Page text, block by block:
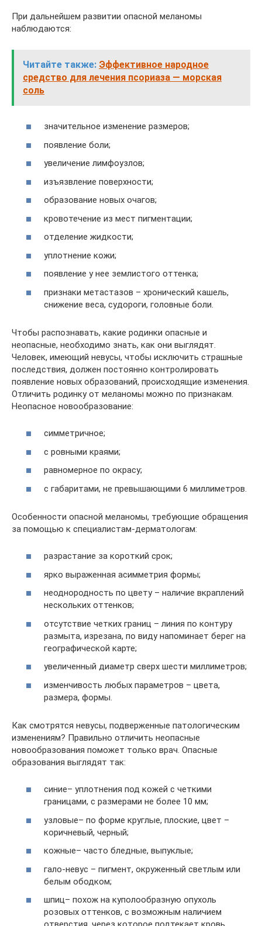
При дальнейшем развитии опасной меланомы
наблюдаются:
Читайте также: Эффективное народное
средство для лечения псориаза — морская
соль
значительное изменение размеров;
появление боли;
увеличение лимфоузлов;
изъязвление поверхности;
образование новых очагов;
кровотечение из мест пигментации;
отделение жидкости;
уплотнение кожи;
появление у нее землистого оттенка;
признаки метастазов – хронический кашель,
снижение веса, судороги, головные боли.
Чтобы распознавать, какие родинки опасные и
неопасные, необходимо знать, как они выглядят.
Человек, имеющий невусы, чтобы исключить страшные
последствия, должен постоянно контролировать
появление новых образований, происходящие изменения.
Отличить родинку от меланомы можно по признакам.
Неопасное новообразование:
симметричное;
с ровными краями;
равномерное по окрасу;
с габаритами, не превышающими 6 миллиметров.
Особенности опасной меланомы, требующие обращения
за помощью к специалистам-дерматологам:
разрастание за короткий срок;
ярко выраженная асимметрия формы;
неоднородность по цвету – наличие вкраплений
нескольких оттенков;
отсутствие четких границ – линия по контуру
размыта, изрезана, по виду напоминает берег на
географической карте;
увеличенный диаметр сверх шести миллиметров;
изменчивость любых параметров – цвета,
размера, формы.
Как смотрятся невусы, подверженные патологическим
изменениям? Правильно отличить неопасные
новообразования поможет только врач. Опасные
образования выглядят так:
синие– уплотнения под кожей с четкими
границами, с размерами не более 10 мм;
узловые– по форме круглые, плоские, цвет –
коричневый, черный;
кожные– часто бледные, выпуклые;
гало-невус – пигмент, окруженный светлым или
белым ободком;
шпиц– похож на куполообразную опухоль
розовых оттенков, с возможным наличием